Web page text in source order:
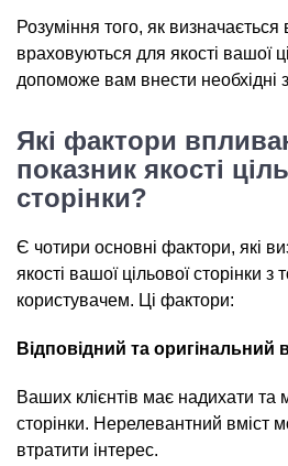
Розуміння того, як
враховуються для якості вашої
допоможе вам внести необхідні
Які фактори
показник якості
сторінки?
Є чотири основні фактори, які
якості вашої цільової сторінки з
користувачем. Ці фактори:
Відповідний та оригінальний
Ваших клієнтів має надихати та
сторінки. Нерелевантний вміст
втратити інтерес.